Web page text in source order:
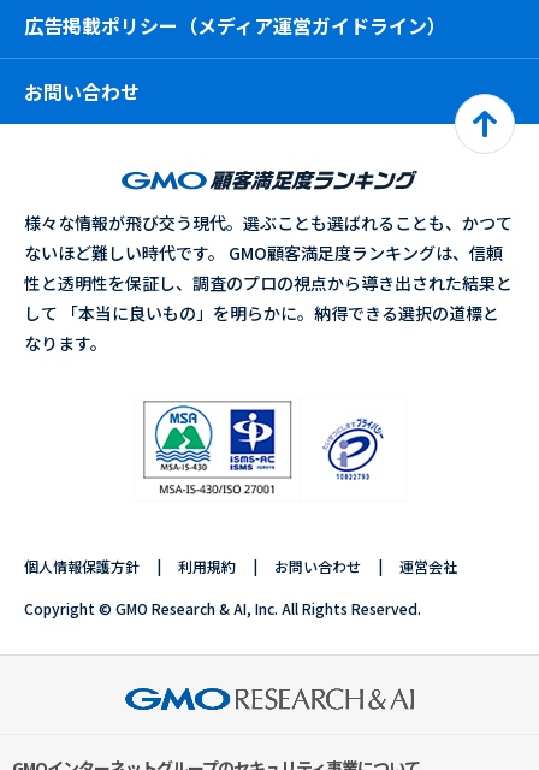
広告掲載ポリシー（メディア運営ガイドライン）
お問い合わせ
様々な情報が飛び交う現代。選ぶことも選ばれることも、かつて
ないほど難しい時代です。 GMO顧客満足度ランキングは、信頼
性と透明性を保証し、調査のプロの視点から導き出された結果と
して 「本当に良いもの」を明らかに。納得できる選択の道標と
なります。
個人情報保護方針 利用規約 お問い合わせ 運営会社
Copyright © GMO Research & AI, Inc. All Rights Reserved.